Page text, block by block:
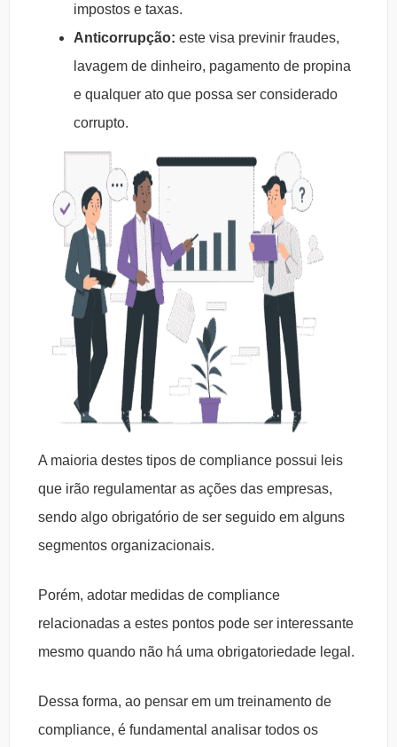
impostos e taxas.
Anticorrupção: este visa previnir fraudes,
lavagem de dinheiro, pagamento de propina
e qualquer ato que possa ser considerado
corrupto.
A maioria destes tipos de compliance possui leis
que irão regulamentar as ações das empresas,
sendo algo obrigatório de ser seguido em alguns
segmentos organizacionais.
Porém, adotar medidas de compliance
relacionadas a estes pontos pode ser interessante
mesmo quando não há uma obrigatoriedade legal.
Dessa forma, ao pensar em um treinamento de
compliance, é fundamental analisar todos os